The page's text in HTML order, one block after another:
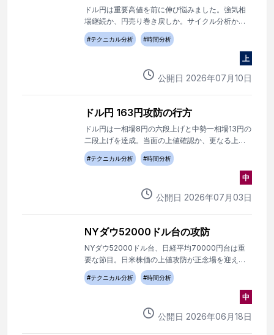
ドル円は重要高値を前に伸び悩みました。強気相
場継続か、円売り巻き戻しか。サイクル分析から
今後を展望します。
#テクニカル分析 #時間分析
上
公開日 2026年07 月10日
ドル円 163円攻防の行方
ドル円は一相場8円の六段上げと中勢一相場13円の
二段上げを達成。当面の上値確認か、更なる上昇
かに注目。
#テクニカル分析 #時間分析
中
公開日 2026年07 月03日
NYダウ52000ドル台の攻防
NYダウ52000ドル台、日経平均70000円台は重
要な節目。日米株価の上値攻防が正念場を迎えて
いる。
#テクニカル分析 #時間分析
中
公開日 2026年06 月18日